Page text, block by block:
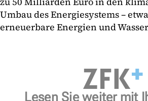
Umbau des Energiesystems –
erneuerbare Energien und
Lesen Sie weiter mit